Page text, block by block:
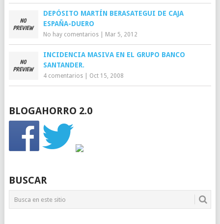
DEPÓSITO MARTÍN BERASATEGUI DE CAJA
ESPAÑA-DUERO
No hay comentarios| Mar 5, 2012
INCIDENCIA MASIVA EN EL GRUPO BANCO
SANTANDER.
4 comentarios| Oct 15, 2008
BLOGAHORRO 2.0
BUSCAR